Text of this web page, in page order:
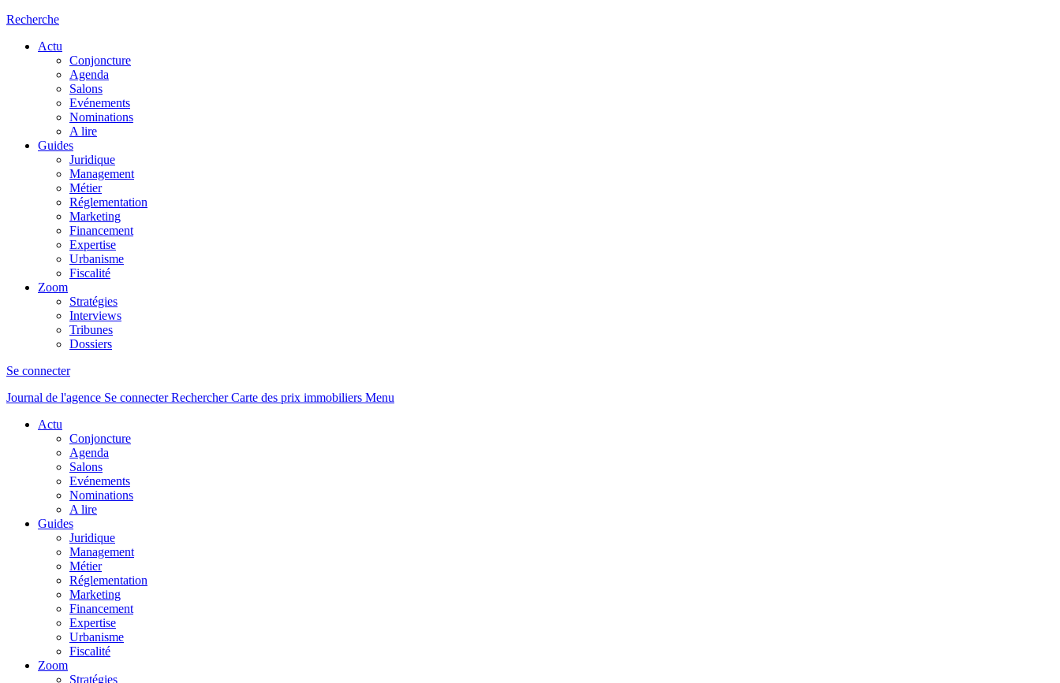
Recherche
Actu
Conjoncture
Agenda
Salons
Evénements
Nominations
A lire
Guides
Juridique
Management
Métier
Réglementation
Marketing
Financement
Expertise
Urbanisme
Fiscalité
Zoom
Stratégies
Interviews
Tribunes
Dossiers
Se connecter
Journal de l'agence Se connecterRechercher Carte des prix immobiliers Menu
Actu
Conjoncture
Agenda
Salons
Evénements
Nominations
A lire
Guides
Juridique
Management
Métier
Réglementation
Marketing
Financement
Expertise
Urbanisme
Fiscalité
Zoom
Stratégies